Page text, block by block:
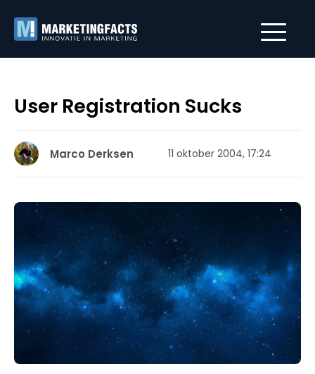
User Registration Sucks
Marco Derksen 11 oktober 2004, 17:24